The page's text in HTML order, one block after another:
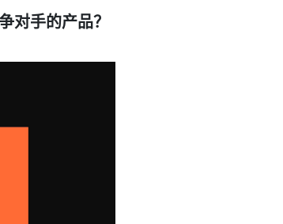
对手的产品？